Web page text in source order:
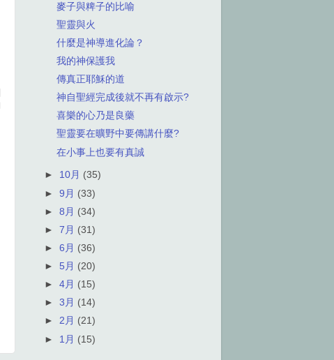
麥子與粺子的比喻
聖靈與火
什麼是神導進化論？
我的神保護我
傳真正耶穌的道
神自聖經完成後就不再有啟示?
喜樂的心乃是良藥
聖靈要在曠野中要傳講什麼?
在小事上也要有真誠
► 10月 (35)
►9月 (33)
►8月 (34)
►7月 (31)
►6月 (36)
► 5月 (20)
►4月 (15)
►3月 (14)
►2月 (21)
► 1月 (15)